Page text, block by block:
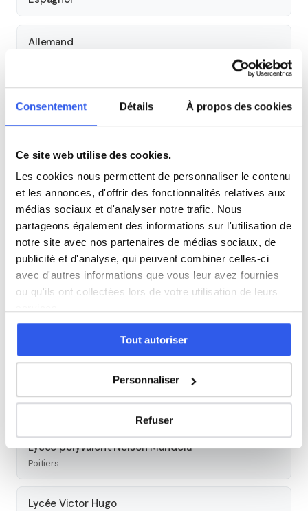
Consentement Détails À propos des cookies
Ce site web utilise des cookies.
Les cookies nous permettent de personnaliser le contenu
et les annonces, d'offrir des fonctionnalités relatives aux
médias sociaux et d'analyser notre trafic. Nous
partageons également des informations sur l'utilisation de
notre site avec nos partenaires de médias sociaux, de
publicité et d'analyse, qui peuvent combiner celles-ci
avec d'autres informations que vous leur avez fournies
ou qu'ils ont collectées lors de votre utilisation de leurs
Tout autoriser
Personnaliser
Refuser
Allemand
Cours par niveau
Tous les cours particuliers à Poitiers
Découvrez l'ensemble de notre offre à Poitiers :Voir tous
les cours à Poitiers →
Autres lycées à proximité
Lycée professionnel Le Dolmen
Poitiers
Lycée polyvalent privé Isaac de l'Étoile - Feuillants
Poitiers
Lycée polyvalent Nelson Mandela
Poitiers
Lycée Victor Hugo